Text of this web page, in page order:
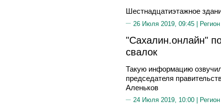
Шестнадцатиэтажное
26 Июля 2019, 09:45 |
"Сахалин.онлайн"
свалок
Такую информацию
председателя
Аленьков
24 Июля 2019, 10:00 |